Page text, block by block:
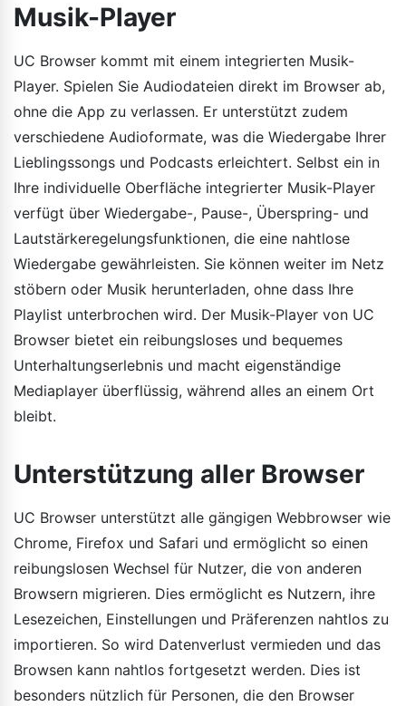
Musik-Player
UC Browser kommt mit einem integrierten Musik-
Player. Spielen Sie Audiodateien direkt im Browser ab,
ohne die App zu verlassen. Er unterstützt zudem
verschiedene Audioformate, was die Wiedergabe Ihrer
Lieblingssongs und Podcasts erleichtert. Selbst ein in
Ihre individuelle Oberfläche integrierter Musik-Player
verfügt über Wiedergabe-, Pause-, Überspring- und
Lautstärkeregelungsfunktionen, die eine nahtlose
Wiedergabe gewährleisten. Sie können weiter im Netz
stöbern oder Musik herunterladen, ohne dass Ihre
Playlist unterbrochen wird. Der Musik-Player von UC
Browser bietet ein reibungsloses und bequemes
Unterhaltungserlebnis und macht eigenständige
Mediaplayer überflüssig, während alles an einem Ort
bleibt.
Unterstützung aller Browser
UC Browser unterstützt alle gängigen Webbrowser wie
Chrome, Firefox und Safari und ermöglicht so einen
reibungslosen Wechsel für Nutzer, die von anderen
Browsern migrieren. Dies ermöglicht es Nutzern, ihre
Lesezeichen, Einstellungen und Präferenzen nahtlos zu
importieren. So wird Datenverlust vermieden und das
Browsen kann nahtlos fortgesetzt werden. Dies ist
besonders nützlich für Personen, die den Browser